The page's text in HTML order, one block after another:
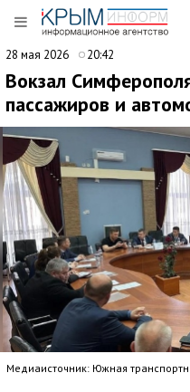
28 мая 2026 20:42
Вокзал
пассажиров и
Медиаисточник: Южная